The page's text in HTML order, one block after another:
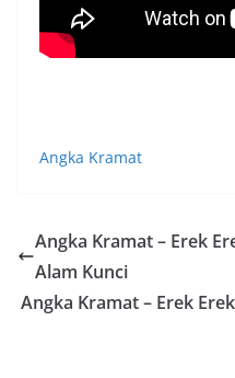
Angka Kramat
Angka Kramat – Erek
Alam Kunci
Angka Kramat – Erek